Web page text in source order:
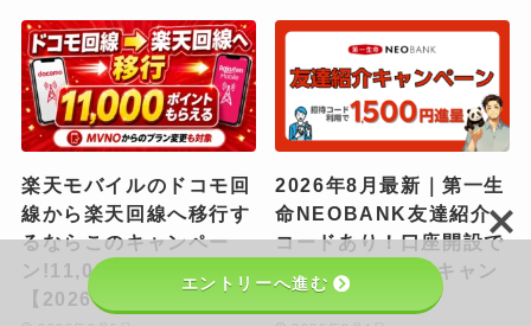
楽天モバイルのドコモ回
線から楽天回線へ移行す
るならこのキャンペー
ン!11,000P獲得法
【2026年8月最新】
2026年8月最新｜第一生
命NEOBANK友達紹介
コードあり！口座開設で
現金1,500円進呈キャン
ペーンを解説
エントリーへ進む